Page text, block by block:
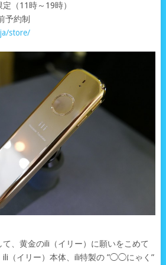
（11時～19時）
予約制
store/
、黄金のili（イリー）に願いをこめて
ili（イリー）本体、ili特製の ”◯◯にゃく”